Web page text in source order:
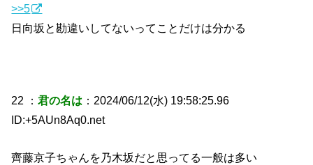
>>5
日向坂と勘違いしてないってことだけは分かる
22 ：君の名は ：2024/06/12(水) 19:58:25.96
ID:+5AUn8Aq0.net
齊藤京子ちゃんを乃木坂だと思ってる一般は多い